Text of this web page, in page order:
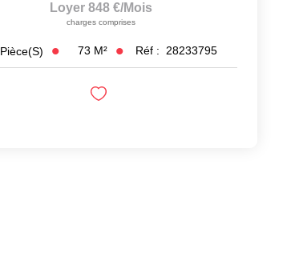
Loyer 848 €/mois
charges comprises
Pièce(s) 73 M² Réf : 28233795